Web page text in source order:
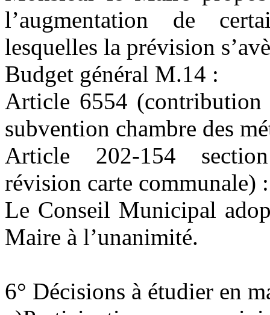
l’augmentation de
lesquelles la prévision
Budget général M.14 :
Article 6554 (contribution
subvention chambre des
Article 202-154 section
révision carte communale)
Le Conseil Municipal
Maire à l’unanimité.
6° Décisions à étudier en